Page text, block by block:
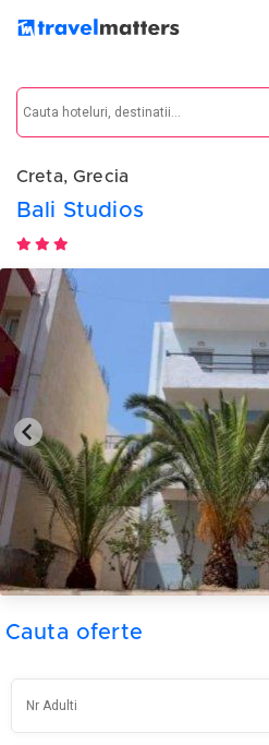
Creta, Grecia
Bali Studios
Cauta oferte